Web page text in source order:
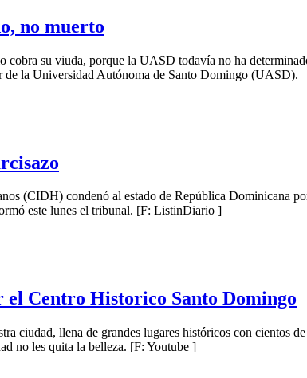
no muerto
cobra su viuda, porque la UASD todavía no ha
la Universidad Autónoma de Santo Domingo (UASD).
(CIDH) condenó al estado de República Dominicana
este lunes el tribunal. [F: ListinDiario ]
el Centro Historico Santo Domingo
ciudad, llena de grandes lugares históricos con cientos
no les quita la belleza. [F: Youtube ]